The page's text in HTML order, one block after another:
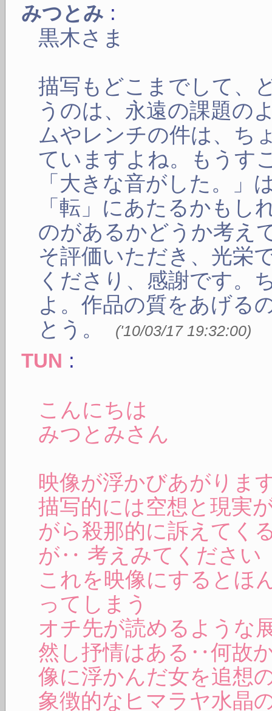
みつとみ :
黒木さま
描写もどこまでして、
うのは、永遠の課題の
ムやレンチの件は、ち
ていますよね。もうす
「大きな音がした。」
「転」にあたるかもし
のがあるかどうか考え
そ評価いただき、光栄
くださり、感謝です。
よ。作品の質をあげる
とう。
('10/03/17 19:32:00)
TUN :
こんにちは
みつとみさん
映像が浮かびあがりま
描写的には空想と現実
がら殺那的に訴えてく
が‥ 考えみてください
これを映像にするとほ
ってしまう
オチ先が読めるような
然し抒情はある‥何故
像に浮かんだ女を追想
象徴的なヒマラヤ水晶